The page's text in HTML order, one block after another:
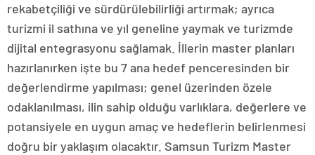
rekabetçiliği ve sürdürülebilirliği artırmak; ayrıca
turizmi il sathına ve yıl geneline yaymak ve turizmde
dijital entegrasyonu sağlamak. İllerin master planları
hazırlanırken işte bu 7 ana hedef penceresinden bir
değerlendirme yapılması; genel üzerinden özele
odaklanılması, ilin sahip olduğu varlıklara, değerlere ve
potansiyele en uygun amaç ve hedeflerin belirlenmesi
doğru bir yaklaşım olacaktır. Samsun Turizm Master